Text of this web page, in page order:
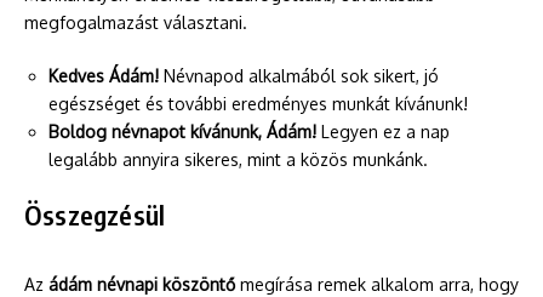
megfogalmazást választani.
Kedves Ádám! Névnapod alkalmából sok sikert, jó
egészséget és további eredményes munkát kívánunk!
Boldog névnapot kívánunk, Ádám! Legyen ez a nap
legalább annyira sikeres, mint a közös munkánk.
Összegzésül
Az ádám névnapi köszöntőmegírása remek alkalom arra, hogy